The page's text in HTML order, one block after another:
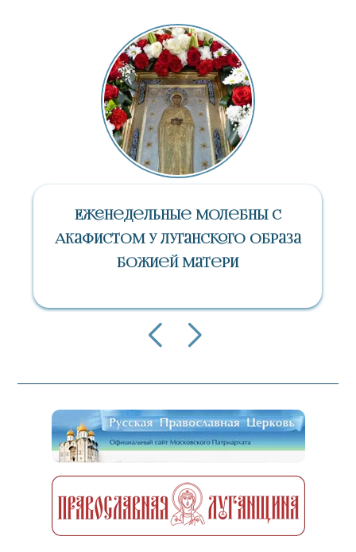
Образа
«СПАС» – Православный
Телеканал В Каждом
Страны